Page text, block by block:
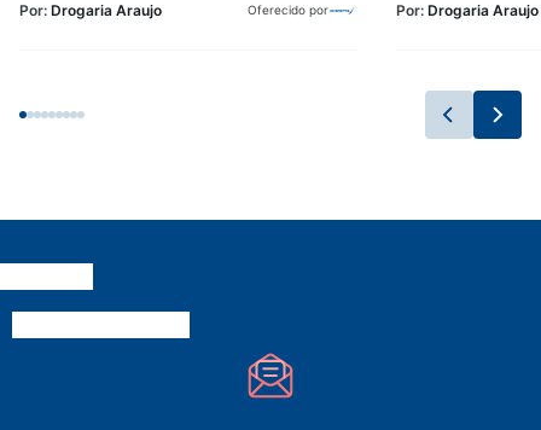
Por: Drogaria Araujo Oferecido por
Por: Drogaria Araujo